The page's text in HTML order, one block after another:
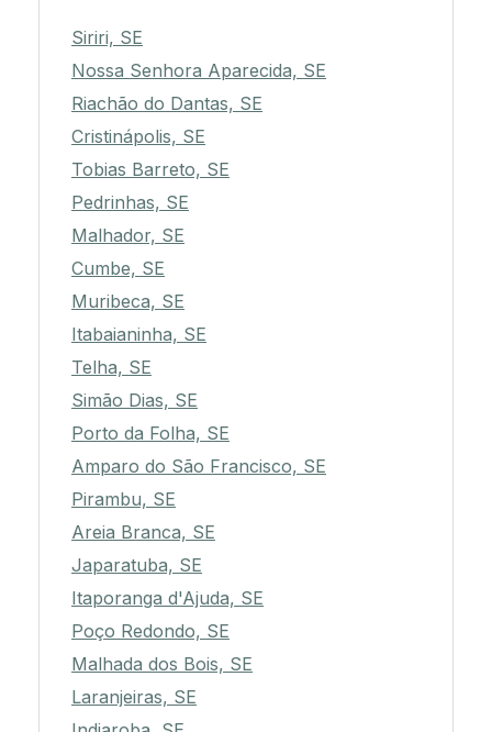
Siriri, SE
Nossa Senhora Aparecida, SE
Riachão do Dantas, SE
Cristinápolis, SE
Tobias Barreto, SE
Pedrinhas, SE
Malhador, SE
Cumbe, SE
Muribeca, SE
Itabaianinha, SE
Telha, SE
Simão Dias, SE
Porto da Folha, SE
Amparo do São Francisco, SE
Pirambu, SE
Areia Branca, SE
Japaratuba, SE
Itaporanga d'Ajuda, SE
Poço Redondo, SE
Malhada dos Bois, SE
Laranjeiras, SE